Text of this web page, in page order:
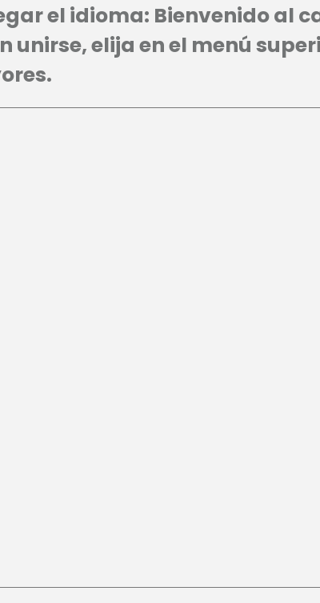
el idioma: Bienvenido al
unirse, elija en el menú